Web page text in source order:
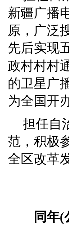
新疆广播
原，广泛
先后实现
政村村村
的卫星广
为全国开
担任自
范，积极
全区改革
同年(公